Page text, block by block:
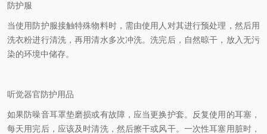
防护服
当使用防护服接触特殊物料时，需由使用人对其进行预处理，然后用
洗衣粉进行清洗，再用清水多次冲洗。洗完后，自然晾干，放入无污
染的环境中储存。
听觉器官防护用品
如果防噪音耳罩垫磨损或有故障，应当更换护套。反复使用的耳塞，
每天用完后，应该及时清洗，然后擦干或风干。一次性耳塞用脏时，